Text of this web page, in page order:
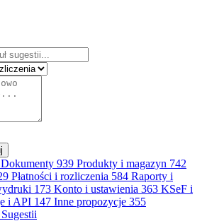
Dokumenty 939 Produkty i magazyn 742
Płatności i rozliczenia 584 Raporty i
173 Konto i ustawienia 363 KSeF i
i API 147 Inne propozycje 355